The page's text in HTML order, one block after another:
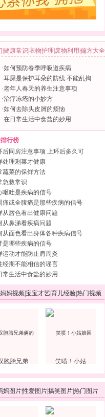
健康常识 衣物护理 废物利用 偏方大全
·如何预防春季呼吸道疾病
·耳屎是保护耳朵的防线 不能乱掏
·老年人春天的养生注意事项
·治疗冻疮的小妙方
·如何去除头皮屑的烦恼
·在日常生活中食盐的妙用
行榜
后同房注意事项 上环后多久可
处理剩菜才健康
蔬菜的保鲜方法
急救常识
呕吐是疾病的信号
痛或全腹痛是那些疾病的信号
从唇色看出健康问题
从鼻涕看疾病问题
从面色看出身体各种疾病信号
是哪些疾病的信号
运动才能防止肩周炎
经期不能相信的谣言
常生活中食盐的妙用
妈妈视频宝宝才艺育儿经验热门视频
胞胎兄弟 笑喷！小姑
妈图片性爱图片搞笑图片热门图片